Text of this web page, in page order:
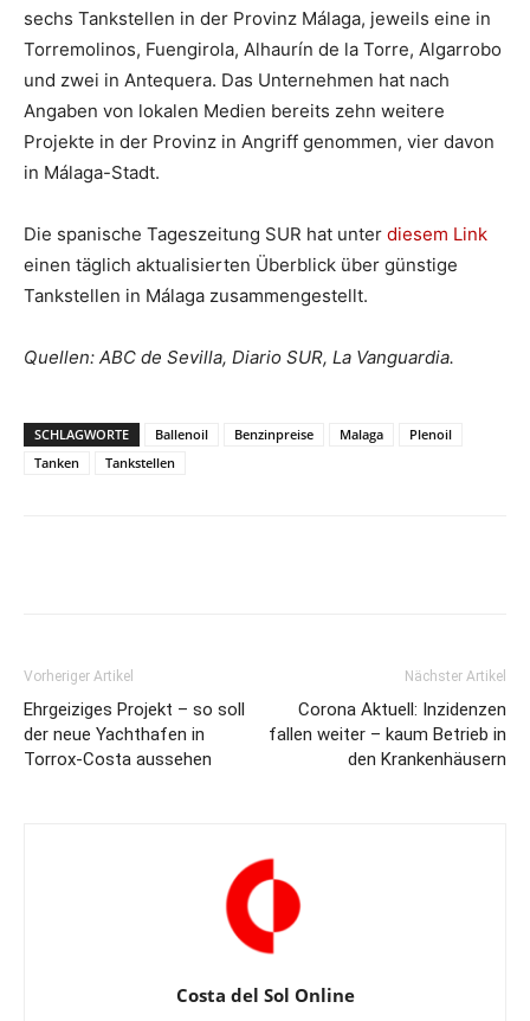
sechs Tankstellen in der Provinz Málaga, jeweils eine in
Torremolinos, Fuengirola, Alhaurín de la Torre, Algarrobo
und zwei in Antequera. Das Unternehmen hat nach
Angaben von lokalen Medien bereits zehn weitere
Projekte in der Provinz in Angriff genommen, vier davon
in Málaga-Stadt.
Die spanische Tageszeitung SUR hat unter diesem Link
einen täglich aktualisierten Überblick über günstige
Tankstellen in Málaga zusammengestellt.
Quellen: ABC de Sevilla, Diario SUR, La Vanguardia.
SCHLAGWORTE Ballenoil Benzinpreise Malaga
Plenoil
Tanken
Tankstellen
Vorheriger Artikel
Ehrgeiziges Projekt – so soll
der neue Yachthafen in
Torrox-Costa aussehen
Nächster Artikel
Corona Aktuell: Inzidenzen
fallen weiter – kaum Betrieb in
den Krankenhäusern
Costa del Sol Online